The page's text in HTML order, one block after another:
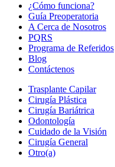
¿Cómo funciona?
Guía Preoperatoria
A Cerca de Nosotros
PQRS
Programa de Referidos
Blog
Contáctenos
Trasplante Capilar
Cirugía Plástica
Cirugía Bariátrica
Odontología
Cuidado de la Visión
Cirugía General
Otro(a)